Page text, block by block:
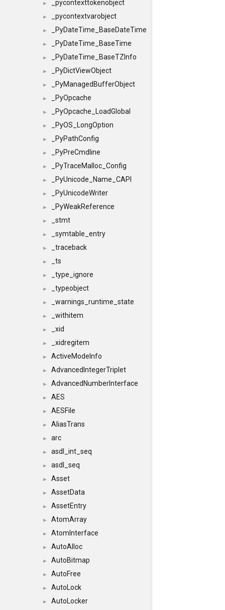
► _pycontexttokenobject
► _pycontextvarobject
► _PyDateTime_BaseDateTime
► _PyDateTime_BaseTime
► _PyDateTime_BaseTZInfo
► _PyDictViewObject
► _PyManagedBufferObject
► _PyOpcache
► _PyOpcache_LoadGlobal
► _PyOS_LongOption
► _PyPathConfig
► _PyPreCmdline
► _PyTraceMalloc_Config
► _PyUnicode_Name_CAPI
► _PyUnicodeWriter
► _PyWeakReference
► _stmt
► _symtable_entry
► _traceback
► _ts
► _type_ignore
► _typeobject
► _warnings_runtime_state
► _withitem
► _xid
► _xidregitem
► ActiveModeInfo
► AdvancedIntegerTriplet
► AdvancedNumberInterface
► AES
► AESFile
► AliasTrans
► arc
► asdl_int_seq
► asdl_seq
► Asset
► AssetData
► AssetEntry
► AtomArray
► AtomInterface
► AutoAlloc
► AutoBitmap
► AutoFree
► AutoLock
► AutoLocker